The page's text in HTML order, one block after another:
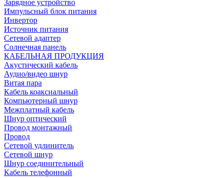
Зарядное устройство
Импульсный блок питания
Инвертор
Источник питания
Сетевой адаптер
Солнечная панель
КАБЕЛЬНАЯ ПРОДУКЦИЯ
Акустический кабель
Аудио/видео шнур
Витая пара
Кабель коаксиальный
Компьютерный шнур
Межплатный кабель
Шнур оптический
Провод монтажный
Провод
Сетевой удлинитель
Сетевой шнур
Шнур соединительный
Кабель телефонный